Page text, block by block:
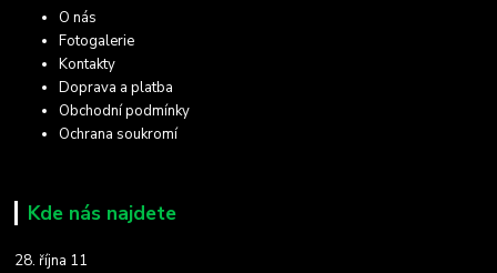
O nás
Fotogalerie
Kontakty
Doprava a platba
Obchodní podmínky
Ochrana soukromí
Kde nás najdete
28. října 11